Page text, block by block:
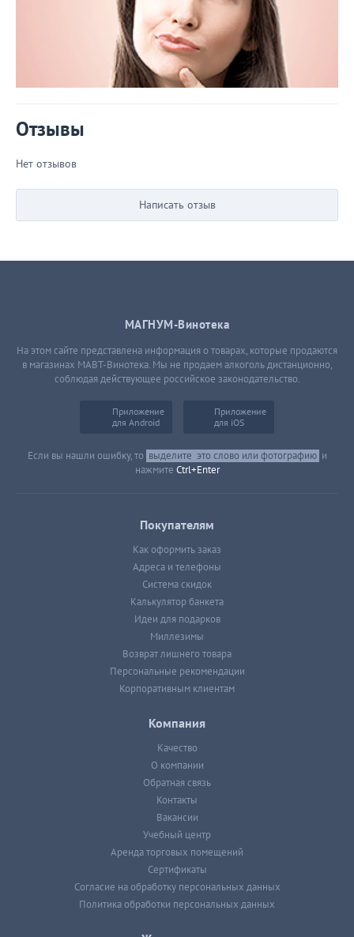
Отзывы
Нет отзывов
Написать отзыв
МАГНУМ-Винотека
На этом сайте представлена информация о товарах, которые продаются
в магазинах МАВТ-Винотека. Мы не продаем алкоголь дистанционно,
соблюдая действующее российское законодательство.
Приложение
для Android
Приложение
для iOS
Если вы нашли ошибку, то выделите это слово или фотографию и
нажмите Ctrl+Enter
Покупателям
Как оформить заказ
Адреса и телефоны
Система скидок
Калькулятор банкета
Идеи для подарков
Миллезимы
Возврат лишнего товара
Персональные рекомендации
Корпоративным клиентам
Компания
Качество
О компании
Обратная связь
Контакты
Вакансии
Учебный центр
Аренда торговых помещений
Сертификаты
Согласие на обработку персональных данных
Политика обработки персональных данных